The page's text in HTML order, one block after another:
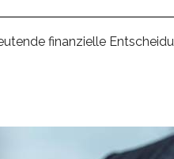
finanzielle